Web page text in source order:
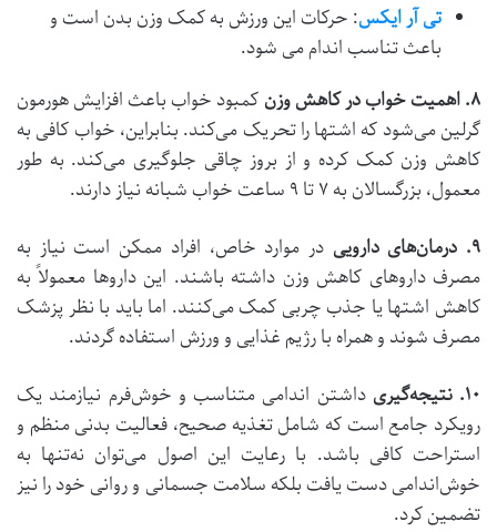
تی آر ایکس: حرکات این ورزش به کمک وزن بدن است و
باعث تناسب اندام می شود.
۸.اهمیت خواب در کاهش وزن کمبود خواب باعث افزایش هورمون
گرلین می‌شود که اشتها را تحریک می‌کند. بنابراین، خواب کافی به
کاهش وزن کمک کرده و از بروز چاقی جلوگیری می‌کند. به طور
معمول، بزرگسالان به ۷ تا ۹ ساعت خواب شبانه نیاز دارند.
۹. درمان‌های دارویی در موارد خاص، افراد ممکن است نیاز به
مصرف داروهای کاهش وزن داشته باشند. این داروها معمولاً به
کاهش اشتها یا جذب چربی کمک می‌کنند. اما باید با نظر پزشک
مصرف شوند و همراه با رژیم غذایی و ورزش استفاده گردند.
۱۰.نتیجه‌گیری داشتن اندامی متناسب و خوش‌فرم نیازمند یک
رویکرد جامع است که شامل تغذیه صحیح، فعالیت بدنی منظم و
استراحت کافی باشد. با رعایت این اصول می‌توان نه‌تنها به
خوش‌اندامی دست یافت بلکه سلامت جسمانی و روانی خود را نیز
تضمین کرد.